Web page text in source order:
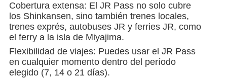
Cobertura extensa: El JR Pass no solo cubre
los Shinkansen, sino también trenes locales,
trenes exprés, autobuses JR y ferries JR, como
el ferry a la isla de Miyajima.
Flexibilidad de viajes: Puedes usar el JR Pass
en cualquier momento dentro del período
elegido (7, 14 o 21 días).